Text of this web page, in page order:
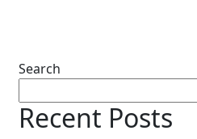
Search
Recent Posts